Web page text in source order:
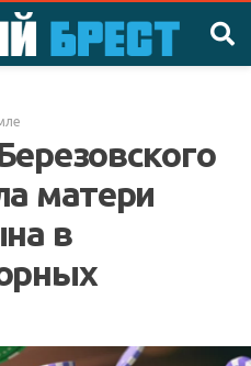
матери
в